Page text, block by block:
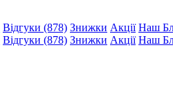
Відгуки (878) Знижки Акції Наш
Відгуки (878) Знижки Акції Наш